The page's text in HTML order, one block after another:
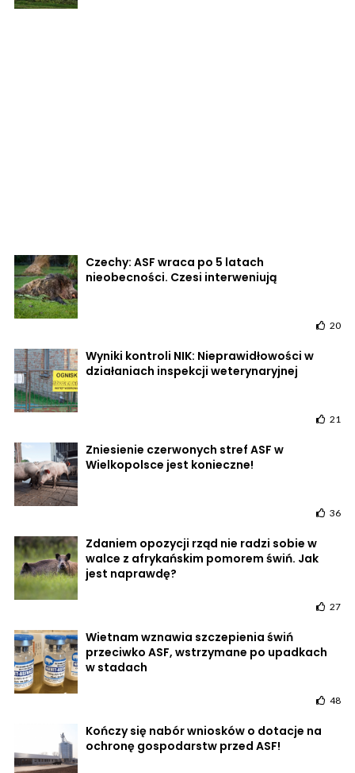
Czechy: ASF wraca po 5 latach
nieobecności. Czesi interweniują
20
Wyniki kontroli NIK: Nieprawidłowości w
działaniach inspekcji weterynaryjnej
21
Zniesienie czerwonych stref ASF w
Wielkopolsce jest konieczne!
36
Zdaniem opozycji rząd nie radzi sobie w
walce z afrykańskim pomorem świń. Jak
jest naprawdę?
27
Wietnam wznawia szczepienia świń
przeciwko ASF, wstrzymane po upadkach
w stadach
48
Kończy się nabór wniosków o dotacje na
ochronę gospodarstw przed ASF!